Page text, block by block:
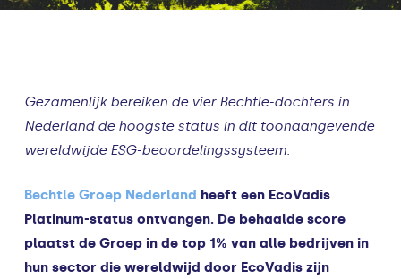
Gezamenlijk bereiken de vier Bechtle-dochters in
Nederland de hoogste status in dit toonaangevende
wereldwijde ESG-beoordelingssysteem.
Bechtle Groep Nederland heeft een EcoVadis
Platinum-status ontvangen. De behaalde score
plaatst de Groep in de top 1% van alle bedrijven in
hun sector die wereldwijd door EcoVadis zijn